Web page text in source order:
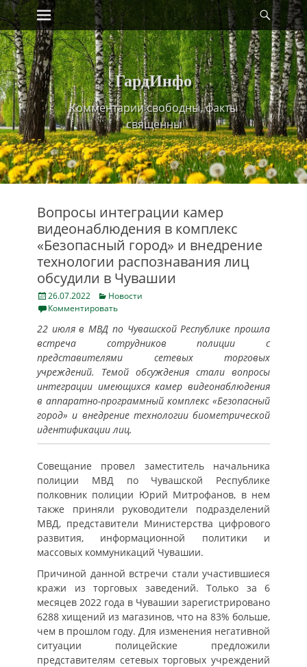
Skip
to
content
Primary Menu
ГардИнфо
Комментарии свободны, факты
священны
Вопросы интеграции камер
видеонаблюдения в комплекс
«Безопасный город» и внедрение
технологии распознавания лиц
обсудили в Чувашии
Posted
on
26.07.2022 Categories
Новости
Комментировать
22 июля в МВД по Чувашской Республике прошла
встреча сотрудников полиции с
представителями сетевых торговых
учреждений. Темой обсуждения стали вопросы
интеграции имеющихся камер видеонаблюдения
в аппаратно-программный комплекс «Безопасный
город» и внедрение технологии биометрической
идентификации лиц.
Совещание провел заместитель начальника
полиции МВД по Чувашской Республике
полковник полиции Юрий Митрофанов, в нем
также приняли руководители подразделений
МВД, представители Министерства цифрового
развития, информационной политики и
массовых коммуникаций Чувашии.
Причиной данной встречи стали участившиеся
кражи из торговых заведений. Только за 6
месяцев 2022 года в Чувашии зарегистрировано
6288 хищений из магазинов, что на 83% больше,
чем в прошлом году. Для изменения негативной
ситуации полицейские предложили
представителям сетевых торговых учреждений